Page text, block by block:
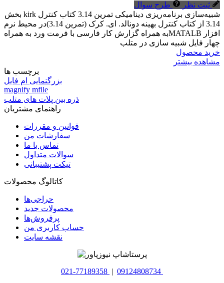
ثبت نظر
طرح سوال
شبیه‌سازی برنامه‌ریزی دینامیکی تمرین 3.14 کتاب کنترل kirk بخش
3.14 از کتاب کنترل بهینه دونالد. ای. کرک (تمرین 3.14)در محیط نرم
افزار MATALBبه همراه گزارش کار فارسی با فرمت ورد به همراه
چهار فایل شبیه سازی در متلب
خرید محصول
مشاهده بیشتر
برچسب ها
بزرگنمایی ام فایل
magnify mfile
ذره بین پلات های متلب
راهنمای مشتریان
قوانین و مقررات
سفارشات من
تماس با ما
سوالات متداول
تیکت پشتیبانی
کاتالوگ محصولات
حراجی‌ها
محصولات جدید
پرفروش‌ها
حساب کاربری من
نقشه سایت
021-77189358 | 09124808734